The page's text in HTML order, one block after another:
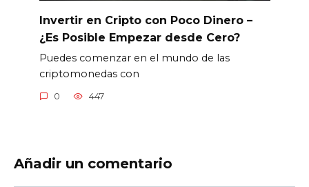
Invertir en Cripto con Poco Dinero –
¿Es Posible Empezar desde Cero?
Puedes comenzar en el mundo de las
criptomonedas con
0 447
Añadir un comentario